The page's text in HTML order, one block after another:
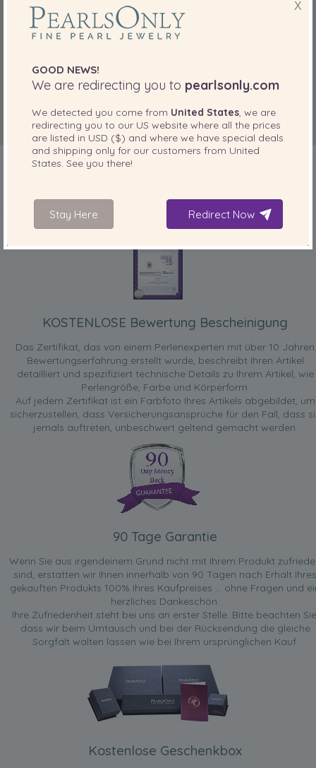
IN IHREM PRODUKT ENTHALTEN
KOSTENLOSE Bewertung Bescheinigung
Das Zertifikat, das von einem Perlenexperten mit über 10 Jahren
Bewertungserfahrung erstellt wurde, beschreibt Ihren Artikel
detailliert und spezifiziert technische Details zu Ihrem Artikel, wie
Perlengröße, Farbe und Körperform.
Auf jedem Zertifikat ist ein Farbfoto Ihres Artikels abgebildet, um
sicherzustellen, dass Versicherungsansprüche für den Fall, dass
jemals auftreten, unbeschwert geltend gemacht werden.
90 Tage Garantie
Wenn Sie aus irgendeinem Grund nicht mit Ihrem Produkt
sind, erstatten wir Ihnen innerhalb von 90 Tagen nach Erhalt Ihres
gekauften Produkts 100% Ihres Kaufpreises ... ohne Fragen und
herzliches Dankeschön.
Ihre Zufriedenheit steht bei uns an erster Stelle. Bitte beachten
dass wir beim Umtausch und bei der Rücksendung die gleiche
Sorgfalt walten lassen wie bei Ihrem ursprünglichen Kauf.
Kostenlose Geschenkbox
X
GOOD NEWS!
We are redirecting you to pearlsonly.com
We detected you come from United States , we are
redirecting you to our US website where all the prices
are listed in USD ($) and where we have special deals
and shipping only for our customers from United
States . See you there!
Stay Here Redirect Now